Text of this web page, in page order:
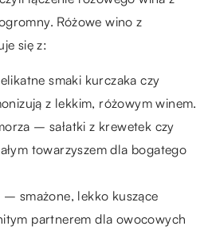
Różowe wino z
się z:
smaki kurczaka czy
z lekkim, różowym winem.
– sałatki z krewetek czy
towarzyszem dla bogatego
smażone, lekko kuszące
partnerem dla owocowych